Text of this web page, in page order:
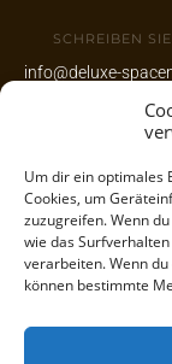
Um dir ein optimales
Cookies, um
zuzugreifen. Wenn
wie das
verarbeiten. Wenn
können bestimmte
SCHREIBEN
info@deluxe-
www.deluxe-
UNSERE
Wambeler
44143 Dortmund